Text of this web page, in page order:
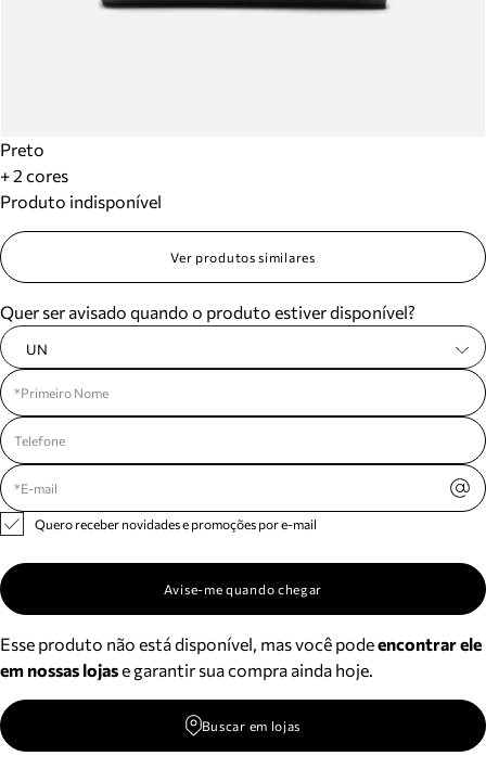
Preto
+ 2 cores
Produto indisponível
Ver produtos similares
Quer ser avisado quando o produto estiver disponível?
UN
Quero receber novidades e promoções por e-mail
Avise-me quando chegar
Esse produto não está disponível, mas você podeencontrar ele
em nossas lojase garantir sua compra ainda hoje.
Buscar em lojas